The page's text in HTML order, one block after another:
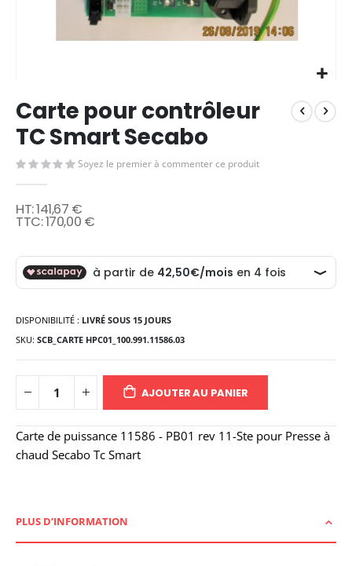
to
the
beginning
the
images
gallery
Carte pour contrôleur
TC Smart Secabo
Soyez le premier à commenter ce produit
170,00 €
141,67 €
DISPONIBILITÉ : LIVRÉ SOUS 15 JOURS
SKU SCB_CARTE HPC01_100.991.11586.03
AJOUTER AU PANIER
Carte de puissance 11586 - PB01 rev 11-Ste pour Presse à
chaud Secabo Tc Smart
PLUS D’INFORMATION